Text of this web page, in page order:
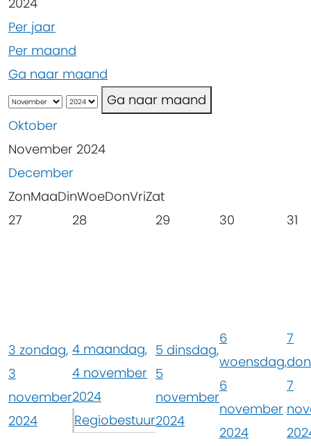
Per jaar
Per maand
Ga naar maand
Ga naar maand
Oktober
November 2024
December
ZonMaaDinWoeDonVriZat
27
28 29 30 31
3 zondag,
3
november
2024
4 maandag,
4 november
2024
Regiobestuur
5 dinsdag,
5
november
2024
6
woensdag,
6
november
2024
7
7